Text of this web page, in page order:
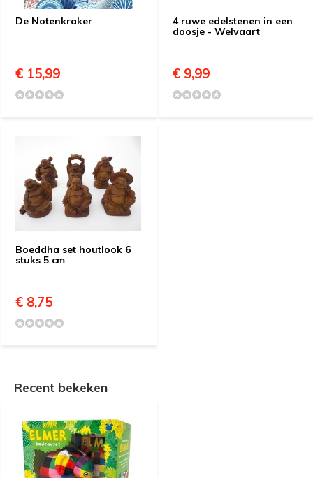
De Notenkraker
€ 15,99
4 ruwe edelstenen in een
doosje - Welvaart
€ 9,99
Boeddha set houtlook 6
stuks 5 cm
€ 8,75
Recent bekeken